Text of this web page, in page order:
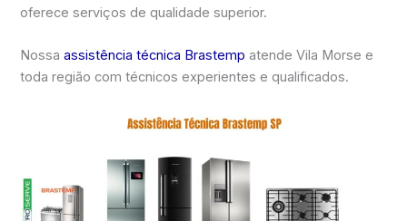
oferece serviços de qualidade superior.
Nossaassistência técnica Brastemp atende Vila Morse e
toda região com técnicos experientes e qualificados.